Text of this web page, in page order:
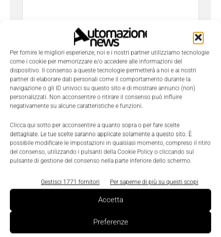
Per fornire le migliori esperienze, noi e i nostri partner utilizziamo tecnologie
come i cookie per memorizzare e/o accedere alle informazioni del
dispositivo. Il consenso a queste tecnologie permetterà a noi e ai nostri
partner di elaborare dati personali come il comportamento durante la
navigazione o gli ID univoci su questo sito e di mostrare annunci (non)
personalizzati. Non acconsentire o ritirare il consenso può influire
negativamente su alcune caratteristiche e funzioni.
Clicca qui sotto per acconsentire a quanto sopra o per fare scelte
dettagliate. Le tue scelte saranno applicate solamente a questo sito. È
possibile modificare le impostazioni in qualsiasi momento, compreso il ritiro
del consenso, utilizzando i pulsanti della Cookie Policy o cliccando sul
pulsante di gestione del consenso nella parte inferiore dello schermo.
Gestisci 1771 fornitori Per saperne di più su questi scopi
Accetta
Preferenze
Ho letto e compreso l' Informativa sulla Privacye
do il consenso al trattamento dei dati da parte di
Tecniche Nuove
Axu Torsiometri